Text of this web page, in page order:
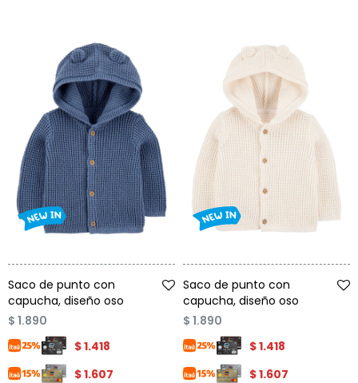
Saco de punto con
capucha, diseño oso
$ 1.890
$1.418
$1.607
Saco de punto con
capucha, diseño oso
$ 1.890
$1.418
$1.607
Privacidad
Condiciones
compra